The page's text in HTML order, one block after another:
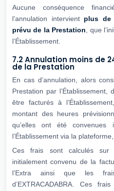
Aucune conséquence
l’annulation intervient plus de
prévu de la Prestation , que
l’Établissement.
7.2 Annulation moins de
de la Prestation
En cas d’annulation, alors
Prestation par l’Établissement,
être facturés à
montant des heures
qu’elles ont été convenues
l’Établissement via la
Ces frais sont calculés
initialement convenu de la
l’Extra ainsi que les
d’EXTRACADABRA. Ces